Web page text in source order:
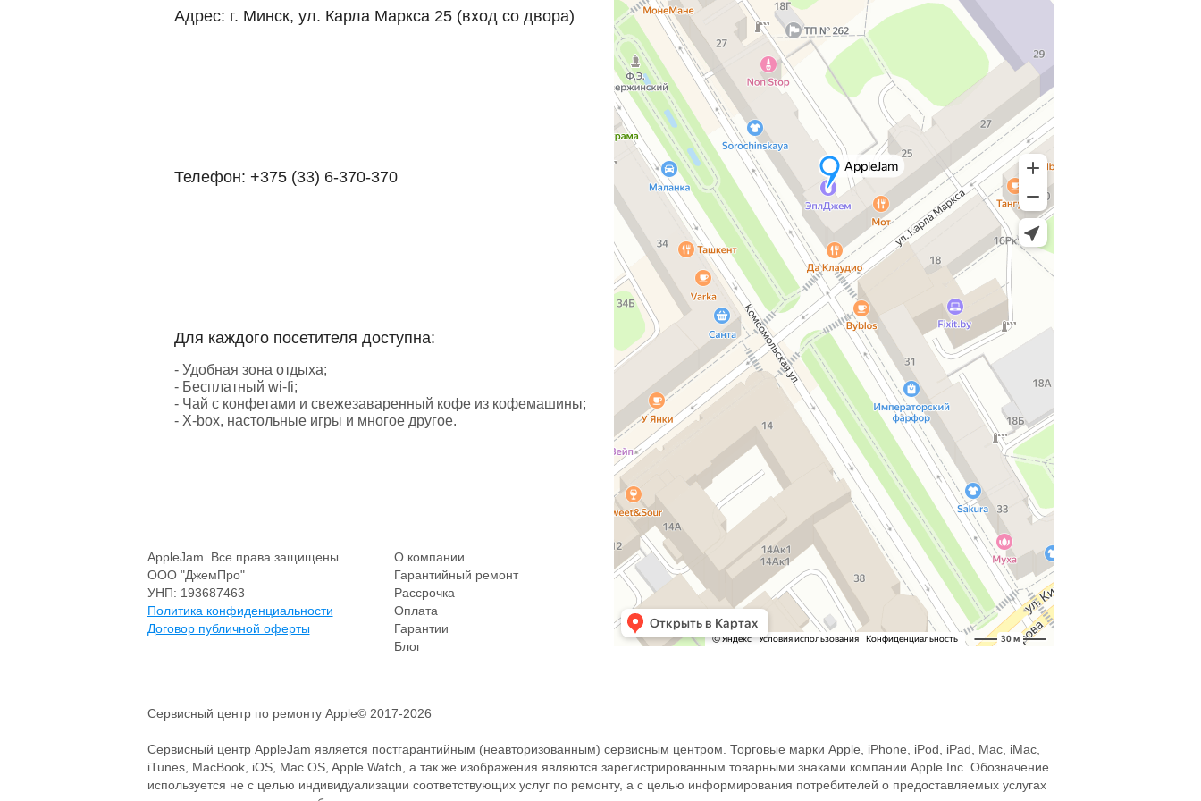
Адрес: г. Минск, ул. Карла Маркса 25 (вход со двора)
Телефон: +375 (33) 6-370-370
Для каждого посетителя доступна:
- Удобная зона отдыха;
- Бесплатный wi-fi;
- Чай с конфетами и свежезаваренный кофе из кофемашины;
- X-box, настольные игры и многое другое.
AppleJam. Все права защищены.
ООО "ДжемПро"
УНП: 193687463
Политика конфиденциальности
Договор публичной оферты
О компании
Гарантийный ремонт
Рассрочка
Оплата
Гарантии
Блог
Сервисный центр по ремонту Apple© 2017-2026
Сервисный центр AppleJam является постгарантийным (неавторизованным) сервисным центром. Торговые марки Apple, iPhone, iPod, iPad, Mac, iMac,
iTunes, MacBook, iOS, Mac OS, Apple Watch, а так же изображения являются зарегистрированным товарными знаками компании Apple Inc. Обозначение
используется не с целью индивидуализации соответствующих услуг по ремонту, а с целью информирования потребителей о предоставляемых услугах